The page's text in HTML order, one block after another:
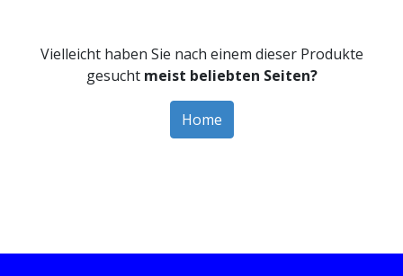
Vielleicht haben Sie nach einem dieser Produkte
gesucht meist beliebten Seiten?
Home